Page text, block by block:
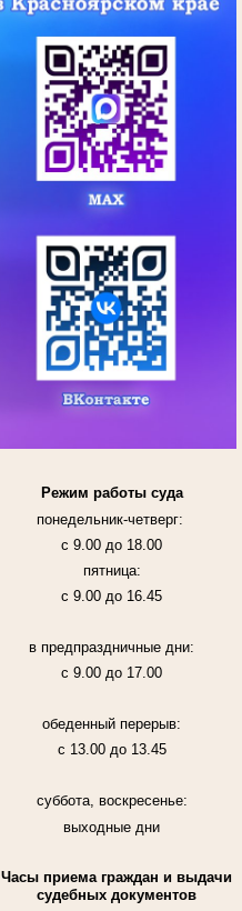
Режим работы суда
понедельник-четверг:
с 9.00 до 18.00
пятница:
с 9.00 до 16.45
в предпраздничные дни:
с 9.00 до 17.00
обеденный перерыв:
с 13.00 до 13.45
суббота, воскресенье:
выходные дни
Часы приема граждан и выдачи
судебных документов